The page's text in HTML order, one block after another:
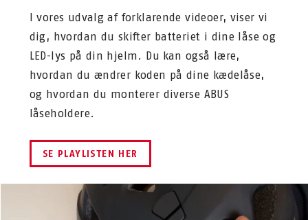
I vores udvalg af forklarende videoer, viser vi
dig, hvordan du skifter batteriet i dine låse og
LED-lys på din hjelm. Du kan også lære,
hvordan du ændrer koden på dine kædelåse,
og hvordan du monterer diverse ABUS
låseholdere.
SE PLAYLISTEN HER